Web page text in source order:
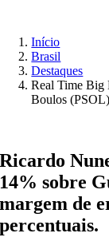
Início
Brasil
Destaques
Real Time Big
Boulos (PSOL)
Ricardo
14% sobre
margem de
percentuais.